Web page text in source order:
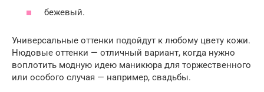
бежевый.
Универсальные оттенки подойдут к любому цвету кожи.
Нюдовые оттенки — отличный вариант, когда нужно
воплотить модную идею маникюра для торжественного
или особого случая — например, свадьбы.